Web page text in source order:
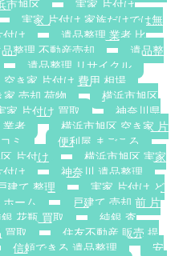
市旭区
実家 片付け
実家 片付け 家族だけでは無
付け
遺品整理 業者 比
整理 不動産売却
遺品整
遺品整理 リサイクル
空き家 片付け 費用 相場
家 売却 荷物
横浜市旭区
家 片付け 買取
神奈川県
業者
横浜市旭区 空き家 片
ミ
便利屋 まごころ
片付け
横浜市旭区 実家
付け
神奈川 遺品整理
建て 整理
実家 片付け ど
ーム
戸建て 売却 前 片
花瓶 買取
純銀 査
買取
住友不動産 販売 提
信頼できる 遺品整理
安